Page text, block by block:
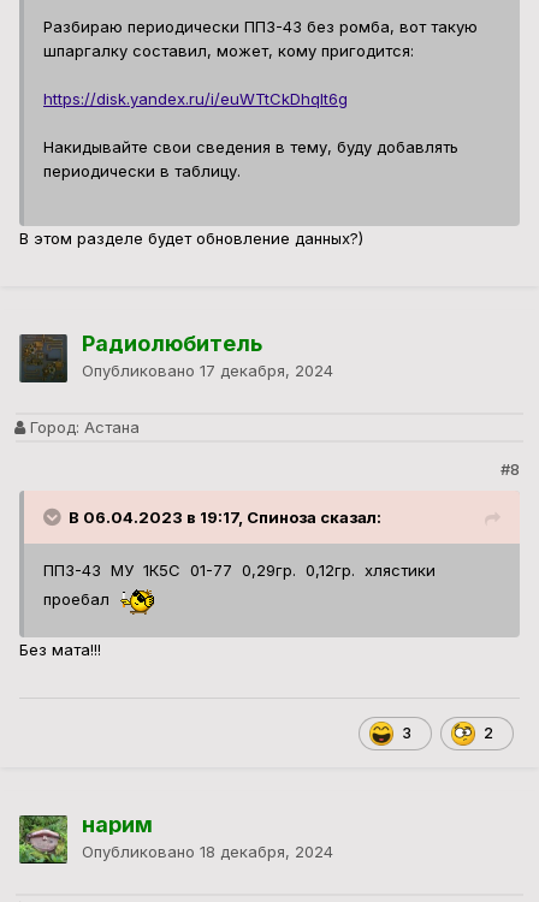
Разбираю периодически ПП3-43 без ромба, вот такую
шпаргалку составил, может, кому пригодится:
https://disk.yandex.ru/i/euWTtCkDhqIt6g
Накидывайте свои сведения в тему, буду добавлять
периодически в таблицу.
В этом разделе будет обновление данных?)
Радиолюбитель
Опубликовано 17 декабря, 2024
Город: Астана
#8
В 06.04.2023 в 19:17, Спиноза сказал:
ПП3-43 МУ 1К5С 01-77 0,29гр. 0,12гр. хлястики
проебал
Без мата!!!
3 2
нарим
Опубликовано 18 декабря, 2024